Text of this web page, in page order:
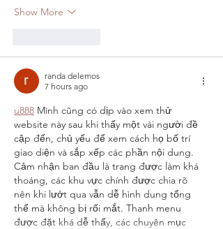
Show More
randa delemos
7 hours ago
u888 Mình cũng có dịp vào xem thử
website này sau khi thấy một vài người đề
cập đến, chủ yếu để xem cách họ bố trí
giao diện và sắp xếp các phần nội dung.
Cảm nhận ban đầu là trang được làm khá
thoáng, các khu vực chính được chia rõ
nên khi lướt qua vẫn dễ hình dung tổng
thể mà không bị rối mắt. Thanh menu
được đặt khá dễ thấy, các chuyên mục